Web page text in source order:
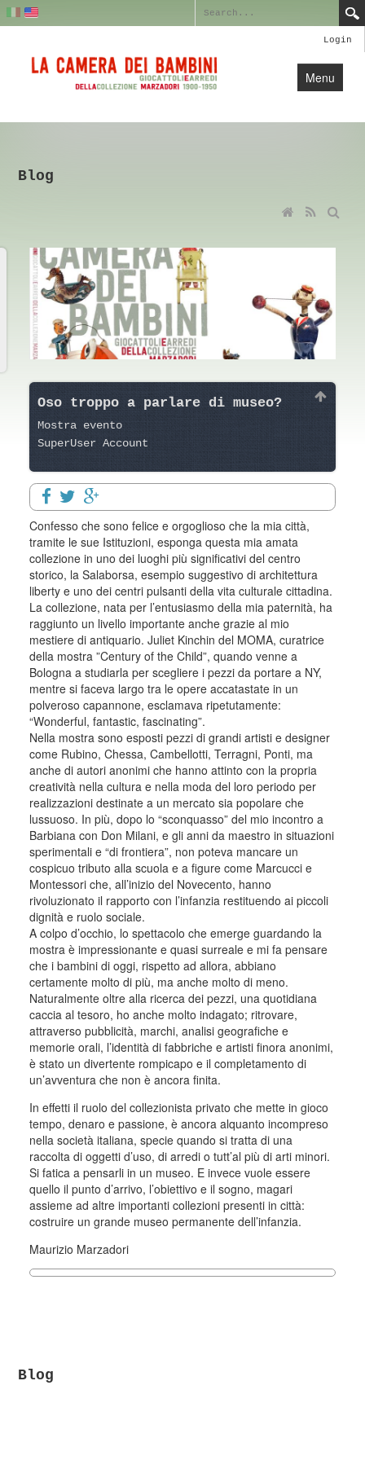
Login
Menu
Home
Blog
Blog
Oso troppo a parlare di museo?
Mostra evento
SuperUser Account
Confesso che sono felice e orgoglioso che la mia città,
tramite le sue Istituzioni, esponga questa mia amata
collezione in uno dei luoghi più significativi del centro
storico, la Salaborsa, esempio suggestivo di architettura
liberty e uno dei centri pulsanti della vita culturale cittadina.
La collezione, nata per l’entusiasmo della mia paternità, ha
raggiunto un livello importante anche grazie al mio
mestiere di antiquario. Juliet Kinchin del MOMA, curatrice
della mostra ”Century of the Child”, quando venne a
Bologna a studiarla per scegliere i pezzi da portare a NY,
mentre si faceva largo tra le opere accatastate in un
polveroso capannone, esclamava ripetutamente:
“Wonderful, fantastic, fascinating”.
Nella mostra sono esposti pezzi di grandi artisti e designer
come Rubino, Chessa, Cambellotti, Terragni, Ponti, ma
anche di autori anonimi che hanno attinto con la propria
creatività nella cultura e nella moda del loro periodo per
realizzazioni destinate a un mercato sia popolare che
lussuoso. In più, dopo lo “sconquasso” del mio incontro a
Barbiana con Don Milani, e gli anni da maestro in situazioni
sperimentali e “di frontiera”, non poteva mancare un
cospicuo tributo alla scuola e a figure come Marcucci e
Montessori che, all’inizio del Novecento, hanno
rivoluzionato il rapporto con l’infanzia restituendo ai piccoli
dignità e ruolo sociale.
A colpo d’occhio, lo spettacolo che emerge guardando la
mostra è impressionante e quasi surreale e mi fa pensare
che i bambini di oggi, rispetto ad allora, abbiano
certamente molto di più, ma anche molto di meno.
Naturalmente oltre alla ricerca dei pezzi, una quotidiana
caccia al tesoro, ho anche molto indagato; ritrovare,
attraverso pubblicità, marchi, analisi geografiche e
memorie orali, l’identità di fabbriche e artisti finora anonimi,
è stato un divertente rompicapo e il completamento di
un’avventura che non è ancora finita.
In effetti il ruolo del collezionista privato che mette in gioco
tempo, denaro e passione, è ancora alquanto incompreso
nella società italiana, specie quando si tratta di una
raccolta di oggetti d’uso, di arredi o tutt’al più di arti minori.
Si fatica a pensarli in un museo. E invece vuole essere
quello il punto d’arrivo, l’obiettivo e il sogno, magari
assieme ad altre importanti collezioni presenti in città:
costruire un grande museo permanente dell’infanzia.
Maurizio Marzadori
Blog